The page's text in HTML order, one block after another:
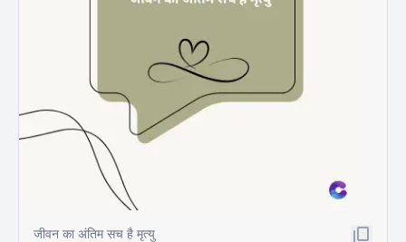
जीवन का अंतिम सच है मृत्यु